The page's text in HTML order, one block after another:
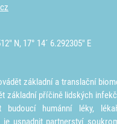
N, 17° 14´ 6.292305" E
základní a translační
základní příčině lidských
budoucí humánní léky,
usnadnit partnerství